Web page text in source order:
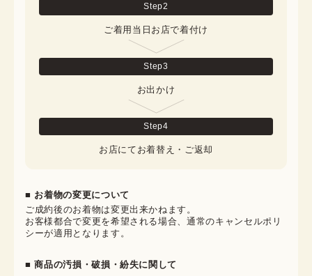
Step2
ご着用当日お店で着付け
Step3
お出かけ
Step4
お店にてお着替え・ご返却
■ お着物の変更について
ご成約後のお着物は変更出来かねます。
お客様都合で変更を希望される場合、通常のキャンセルポリ
シーが適用となります。
■ 商品の汚損・破損・紛失に関して